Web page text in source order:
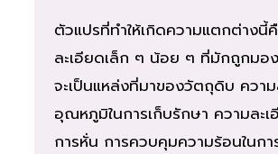
ตัวแปรที่ทำให้เกิดความแตกต่างนี้
ละเอียดเล็ก ๆ น้อย ๆ ที่มักถูกมอ
จะเป็นแหล่งที่มาของวัตถุดิบ ควา
อุณหภูมิในการเก็บรักษา ความละ
การหั่น การควบคุมความร้อนในก